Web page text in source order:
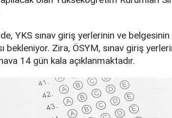
YKS sınav giriş yerlerinin ve
bekleniyor. Zira, ÖSYM, sınav giriş
14 gün kala açıklanmaktadır.